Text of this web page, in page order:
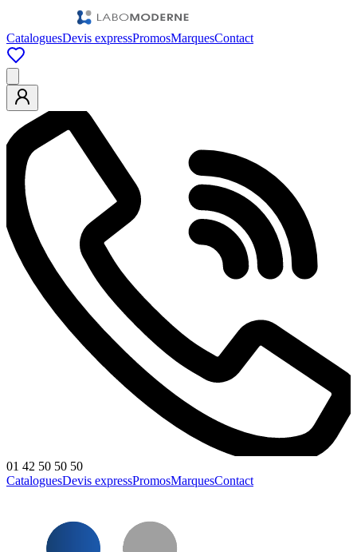
CataloguesDevis expressPromosMarquesContact
01 42 50 50 50
CataloguesDevis expressPromosMarquesContact